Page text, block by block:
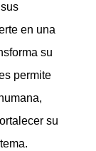
en una
su
permite
su